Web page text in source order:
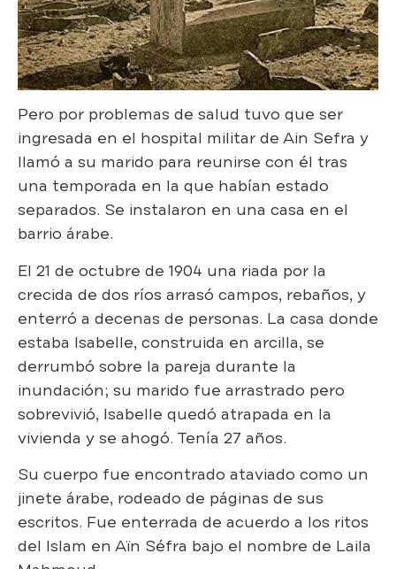
Pero por problemas de salud tuvo que ser
ingresada en el hospital militar de Ain Sefra y
llamó a su marido para reunirse con él tras
una temporada en la que habían estado
separados. Se instalaron en una casa en el
barrio árabe.
El 21 de octubre de 1904 una riada por la
crecida de dos ríos arrasó campos, rebaños, y
enterró a decenas de personas. La casa donde
estaba Isabelle, construida en arcilla, se
derrumbó sobre la pareja durante la
inundación; su marido fue arrastrado pero
sobrevivió, Isabelle quedó atrapada en la
vivienda y se ahogó. Tenía 27 años.
Su cuerpo fue encontrado ataviado como un
jinete árabe, rodeado de páginas de sus
escritos. Fue enterrada de acuerdo a los ritos
del Islam en Aïn Séfra bajo el nombre de Laila